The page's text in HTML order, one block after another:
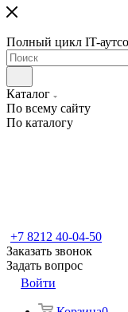
Полный цикл IT-
Каталог
По всему сайту
По каталогу
+7 8212 40-04-50
Заказать звонок
Задать вопрос
Войти